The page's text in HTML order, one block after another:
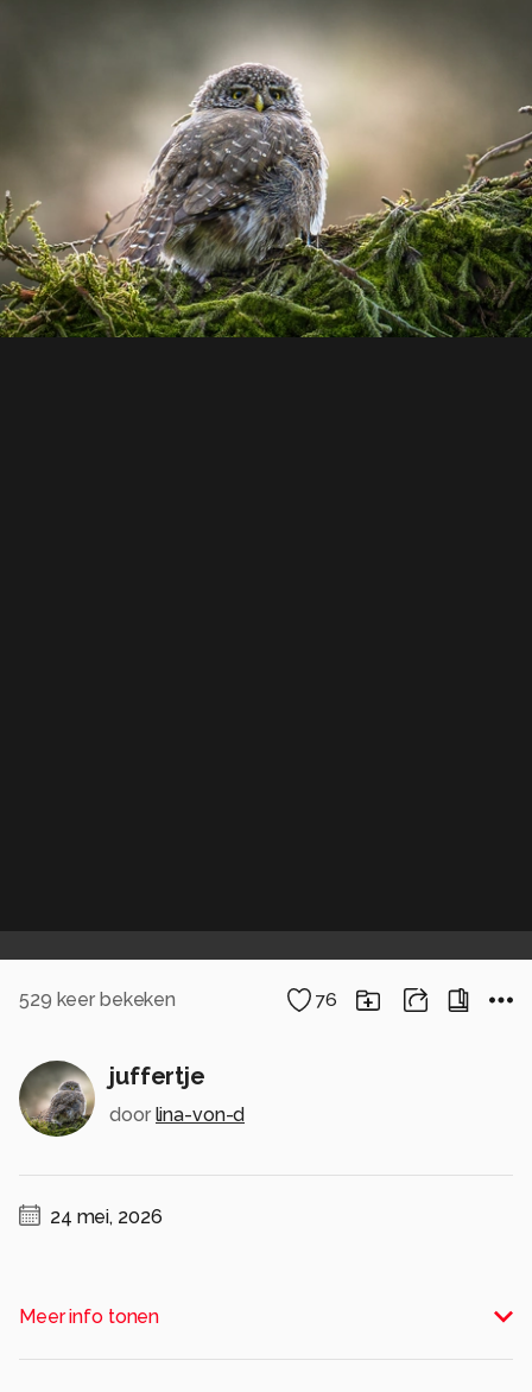
529 keer bekeken 76
juffertje
door lina-von-d
24 mei, 2026
foto plaats maar alle reaguurders alsnog
bedankt voor alle leuke reacties.
Meer info tonen